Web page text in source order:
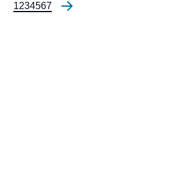
Pagination
Page
1Page
2Page
3Page
4Page
5Page
6Page
7